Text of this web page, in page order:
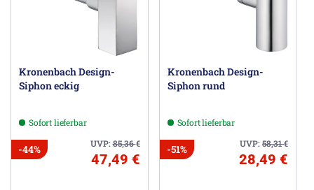
Kronenbach Design-
Siphon eckig
Sofort lieferbar
UVP:85,36€
-44%
47,49 €
Kronenbach Design-
Siphon rund
Sofort lieferbar
UVP:58,31€
-51%
28,49 €